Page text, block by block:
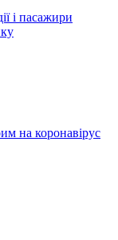
і пасажири
на коронавірус